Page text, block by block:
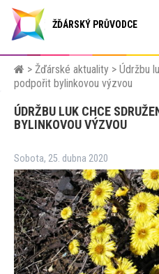
ŽĎÁRSKÝ PRŮVODCE
> Žďárské aktuality > Údržbu
podpořit bylinkovou výzvou
ÚDRŽBU LUK CHCE
BYLINKOVOU VÝZVOU
Sobota, 25. dubna 2020